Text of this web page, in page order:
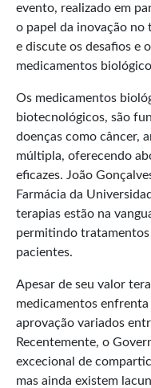
evento, realizado em
o papel da inovação no
e discute os desafios e
medicamentos
Os medicamentos
biotecnológicos, são
doenças como câncer,
múltipla, oferecendo
eficazes. João
Farmácia da
terapias estão na
permitindo
pacientes.
Apesar de seu valor
medicamentos
aprovação variados
Recentemente, o
excecional de
mas ainda existem